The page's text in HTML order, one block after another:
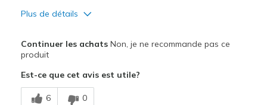
Plus de détails
Quotidien
Temps chaud
Largeur
Continuer les achatsNon, je ne recommande pas ce
produit
Est-ce que cet avis est utile?
6 0